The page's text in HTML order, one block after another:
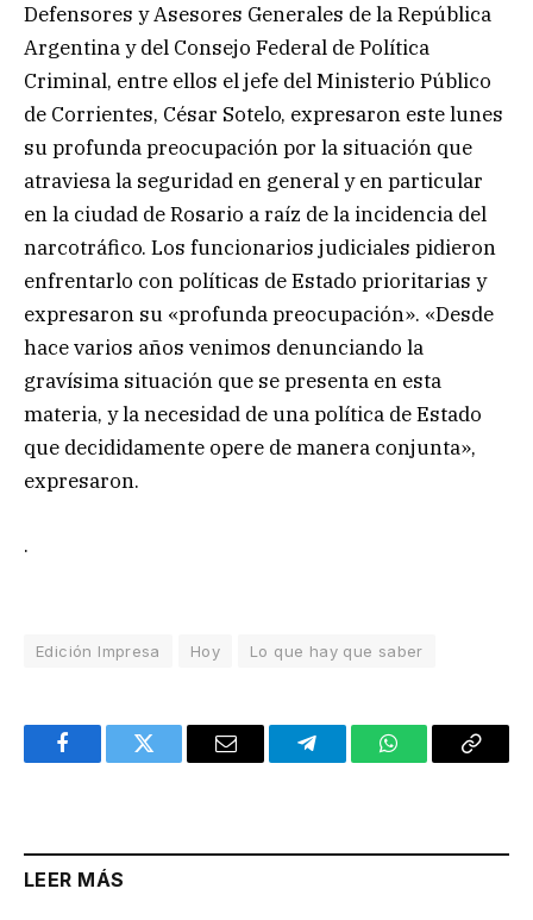
Defensores y Asesores Generales de la República
Argentina y del Consejo Federal de Política
Criminal, entre ellos el jefe del Ministerio Público
de Corrientes, César Sotelo, expresaron este lunes
su profunda preocupación por la situación que
atraviesa la seguridad en general y en particular
en la ciudad de Rosario a raíz de la incidencia del
narcotráfico. Los funcionarios judiciales pidieron
enfrentarlo con políticas de Estado prioritarias y
expresaron su «profunda preocupación». «Desde
hace varios años venimos denunciando la
gravísima situación que se presenta en esta
materia, y la necesidad de una política de Estado
que decididamente opere de manera conjunta»,
expresaron.
.
Edición Impresa Hoy Lo que hay que saber
FacebookTwitter Email TelegramWhatsAppCopy
LEER MÁS